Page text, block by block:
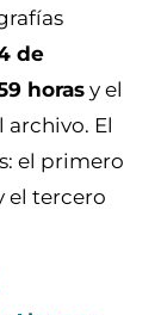
de
horas y el
El
el primero
el tercero